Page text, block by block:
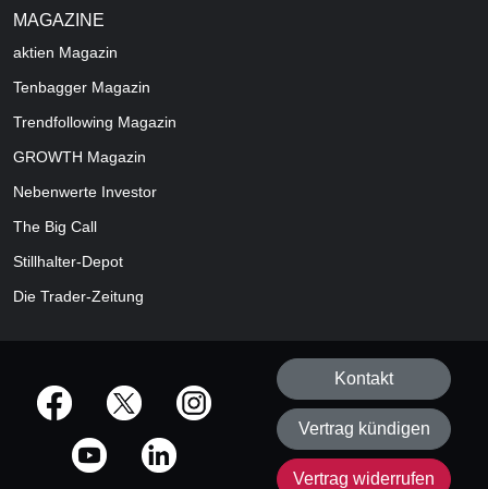
MAGAZINE
aktien Magazin
Tenbagger Magazin
Trendfollowing Magazin
GROWTH Magazin
Nebenwerte Investor
The Big Call
Stillhalter-Depot
Die Trader-Zeitung
offizielle Social Media-Accounts
Kontakt
Vertrag kündigen
Vertrag widerrufen